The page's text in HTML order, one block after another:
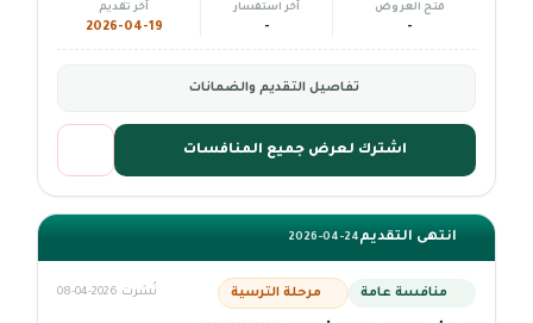
فتح العروض
-
آخر استفسار
-
آخر تقديم
2026-04-19
تفاصيل التقديم والضمانات
اشترك لعرض جميع المنافسات
انتهى التقديم2026-04-24
منافسة عامة مرحلة الترسية نُشرت 2026-04-08